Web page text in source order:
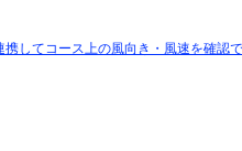
携してコース上の風向き・風速を確認